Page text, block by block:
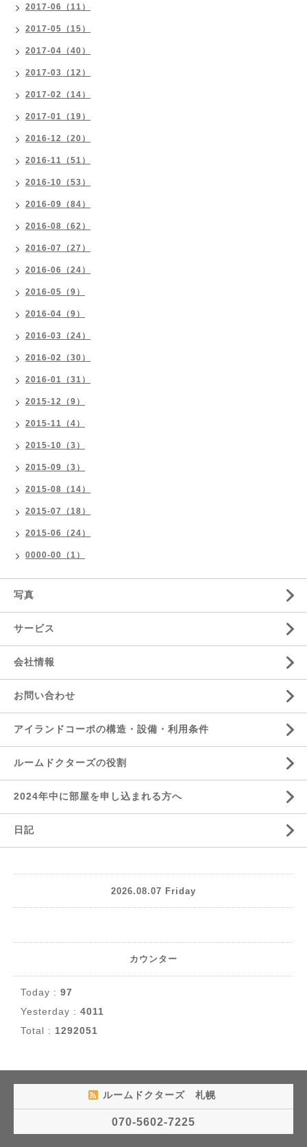
2017-06（11）
2017-05（15）
2017-04（40）
2017-03（12）
2017-02（14）
2017-01（19）
2016-12（20）
2016-11（51）
2016-10（53）
2016-09（84）
2016-08（62）
2016-07（27）
2016-06（24）
2016-05（9）
2016-04（9）
2016-03（24）
2016-02（30）
2016-01（31）
2015-12（9）
2015-11（4）
2015-10（3）
2015-09（3）
2015-08（14）
2015-07（18）
2015-06（24）
0000-00（1）
写真
サービス
会社情報
お問い合わせ
アイランドコーポの構造・設備・利用条件
ルームドクターズの役割
2024年中に部屋を申し込まれる方へ
日記
2026.08.07 Friday
カウンター
Today : 97
Yesterday : 4011
Total : 1292051
ルームドクターズ 札幌
070-5602-7225